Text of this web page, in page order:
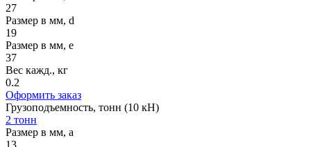
27
Размер в мм, d
19
Размер в мм, e
37
Вес кажд., кг
0.2
Оформить заказ
Грузоподъемность, тонн (10 кН)
2 тонн
Размер в мм, a
13